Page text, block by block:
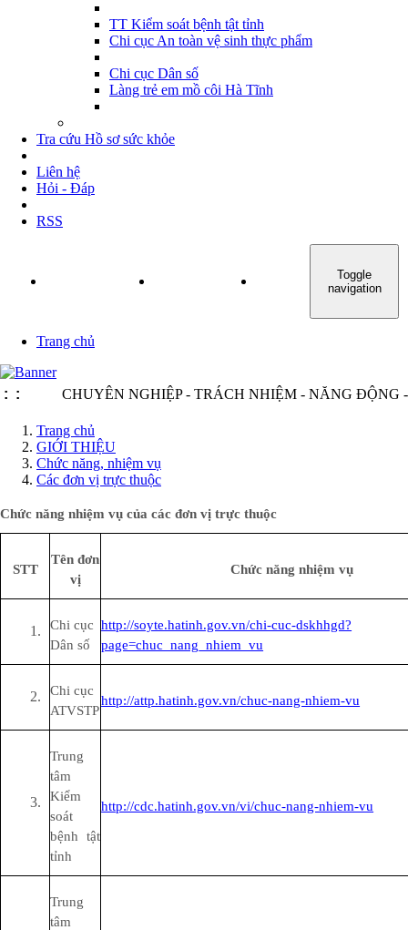
TT Kiểm soát bệnh tật tỉnh
Chi cục An toàn vệ sinh thực phẩm
Chi cục Dân số
Làng trẻ em mồ côi Hà Tĩnh
Tra cứu Hồ sơ sức khỏe
Liên hệ
Hỏi - Đáp
RSS
TIN TỨC - SỰ KIỆN
Toggle
navigation
Trang chủ
: : CHUYÊN NGHIỆP - TRÁCH NHIỆM - NĂNG ĐỘNG -
Trang chủ
GIỚI THIỆU
Chức năng, nhiệm vụ
Các đơn vị trực thuộc
Chức năng nhiệm vụ của các đơn vị trực thuộc
STT
Tên đơn
vị
Chức năng nhiệm vụ
Chi cục
Dân số
http://soyte.hatinh.gov.vn/chi-cuc-dskhhgd?
page=chuc_nang_nhiem_vu
Chi cục
ATVSTP
http://attp.hatinh.gov.vn/chuc-nang-nhiem-vu
Trung
tâm
Kiểm
soát
bệnh tật
tỉnh
http://cdc.hatinh.gov.vn/vi/chuc-nang-nhiem-vu
Trung
tâm